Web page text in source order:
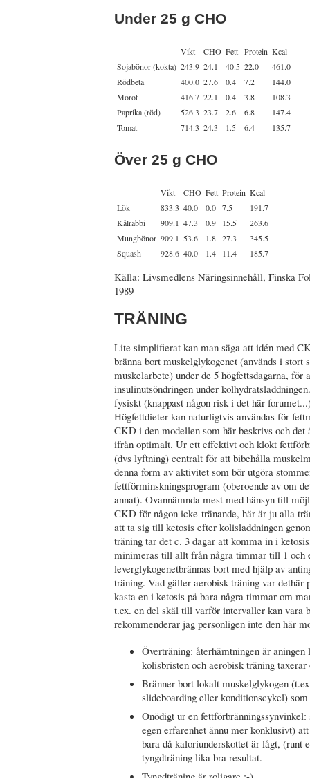
Under 25 g CHO
Vikt CHO Fett Protein Kcal
Sojabönor (kokta) 243.9 24.1 40.5 22.0
461.0
Rödbeta
400.0 27.6 0.4 7.2
144.0
Morot
416.7 22.1 0.4 3.8
108.3
Paprika (röd)
526.3 23.7 2.6 6.8
147.4
Tomat
714.3 24.3 1.5 6.4 135.7
Över 25 g CHO
Vikt CHO Fett Protein Kcal
Lök
833.3 40.0 0.0 7.5
191.7
Kålrabbi
909.1 47.3 0.9 15.5
263.6
Mungbönor 909.1 53.6 1.8 27.3
345.5
Squash
928.6 40.0 1.4 11.4 185.7
Källa: Livsmedlens Näringsinnehåll, Finska
1989
TRÄNING
Lite simplifierat kan man säga att idén med
bränna bort muskelglykogenet (används i stort
muskelarbete) under de 5 högfettsdagarna, för
insulinutsöndringen under
fysiskt (knappast någon risk i det här
Högfettdieter kan naturligtvis användas för
CKD i den modellen som här beskrivs och det
ifrån optimalt. Ur ett effektivt och klokt
(dvs lyftning) centralt för att bibehålla
denna form av aktivitet som bör utgöra
fettförminskningsprogram (oberoende av om
annat). Ovannämnda mest med hänsyn till
CKD för någon icke-tränande, här är ju alla
att ta sig till ketosis efter kolisladdningen
träning tar det c. 3 dagar att komma in i
minimeras till allt från några timmar till 1 och
leverglykogenetbrännas bort med hjälp av
träning. Vad gäller aerobisk träning var dethär
kasta en i ketosis på bara några timmar om
t.ex. en del skäl till varför intervaller kan vara
rekommenderar jag personligen inte den här
Överträning: återhämtningen är
kolisbristen och aerobisk träning
Bränner bort lokalt muskelglykogen
slideboarding eller konditionscykel)
Onödigt ur en
egen erfarenhet ännu mer konklusivt)
bara då kaloriunderskottet är lågt, (runt
tyngdträning lika bra resultat.